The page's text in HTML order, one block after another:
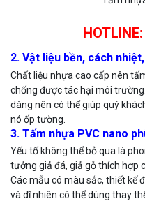
HOTLINE:
2. Vật liệu bền, cách
Chất liệu nhựa cao cấp nên
chống được tác hại môi
dàng nên có thể giúp quý
nó ốp tường.
3. Tấm nhựa PVC nano
Yếu tố không thể bỏ qua là
tưởng giả đá, giả gỗ thích hợp
Các mẫu có màu sắc, thiết kế
và dĩ nhiên có thể dùng thay